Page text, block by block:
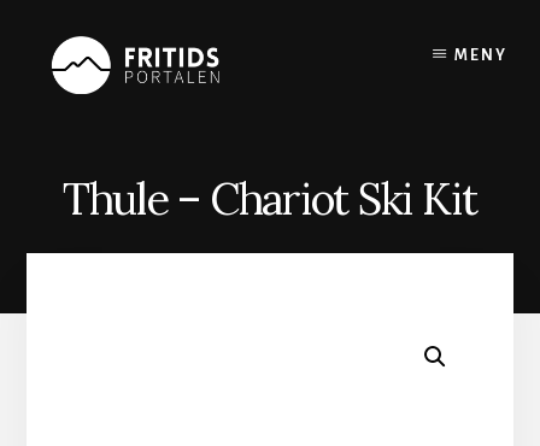
content
MENY
Thule – Chariot Ski Kit